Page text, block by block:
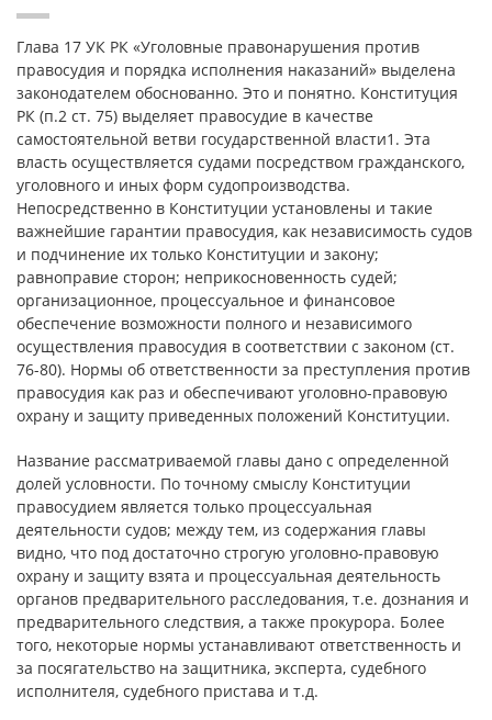
Глава 17 УК РК «Уголовные правонарушения против
правосудия и порядка исполнения наказаний» выделена
законодателем обоснованно. Это и понятно. Конституция
РК (п.2 ст. 75) выделяет правосудие в качестве
самостоятельной ветви государственной власти1. Эта
власть осуществляется судами посредством гражданского,
уголовного и иных форм судопроизводства.
Непосредственно в Конституции установлены и такие
важнейшие гарантии правосудия, как независимость судов
и подчинение их только Конституции и закону;
равноправие сторон; неприкосновенность судей;
организационное, процессуальное и финансовое
обеспечение возможности полного и независимого
осуществления правосудия в соответствии с законом (ст.
76-80). Нормы об ответственности за преступления против
правосудия как раз и обеспечивают уголовно-правовую
охрану и защиту приведенных положений Конституции.
Название рассматриваемой главы дано с определенной
долей условности. По точному смыслу Конституции
правосудием является только процессуальная
деятельности судов; между тем, из содержания главы
видно, что под достаточно строгую уголовно-правовую
охрану и защиту взята и процессуальная деятельность
органов предварительного расследования, т.е. дознания и
предварительного следствия, а также прокурора. Более
того, некоторые нормы устанавливают ответственность и
за посягательство на защитника, эксперта, судебного
исполнителя, судебного пристава и т.д.